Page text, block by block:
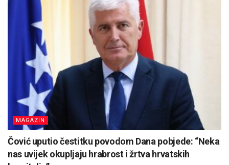
MAGAZIN
Čović uputio čestitku povodom Dana pobjede: “Neka
nas uvijek okupljaju hrabrost i žrtva hrvatskih